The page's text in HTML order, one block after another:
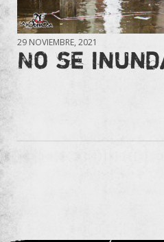
29 NOVIEMBRE, 2021
No se